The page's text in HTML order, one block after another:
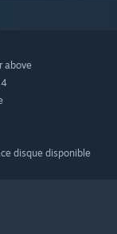
above
disque disponible